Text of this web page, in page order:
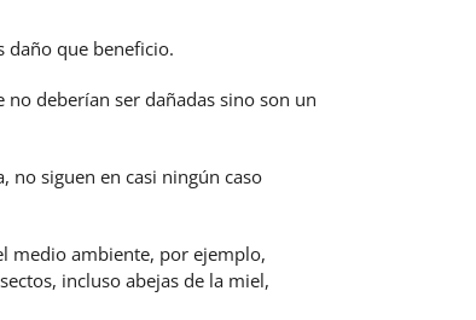
daño que beneficio.
deberían ser dañadas sino son un
no siguen en casi ningún caso
medio ambiente, por ejemplo,
incluso abejas de la miel,